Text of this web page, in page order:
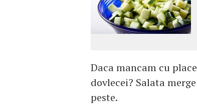
Daca mancam cu
dovlecei? Salata
peste.